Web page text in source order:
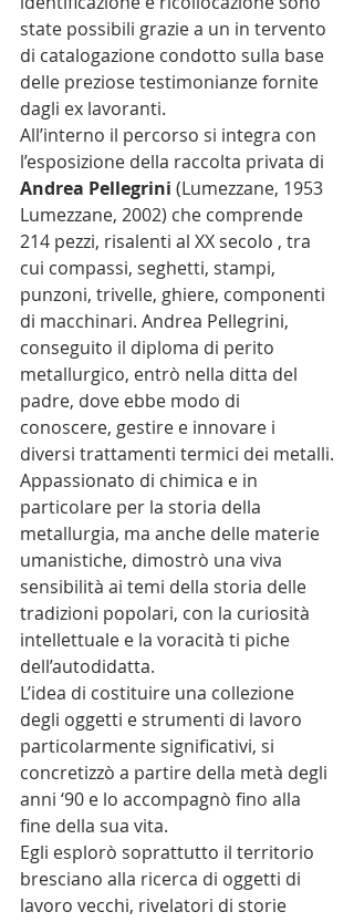
state possibili grazie a un in tervento
di catalogazione condotto sulla base
delle preziose testimonianze fornite
dagli ex lavoranti.
All’interno il percorso si integra con
l’esposizione della raccolta privata di
Andrea Pellegrini (Lumezzane, 1953
Lumezzane, 2002) che comprende
214 pezzi, risalenti al XX secolo , tra
cui compassi, seghetti, stampi,
punzoni, trivelle, ghiere, componenti
di macchinari. Andrea Pellegrini,
conseguito il diploma di perito
metallurgico, entrò nella ditta del
padre, dove ebbe modo di
conoscere, gestire e innovare i
diversi trattamenti termici dei metalli.
Appassionato di chimica e in
particolare per la storia della
metallurgia, ma anche delle materie
umanistiche, dimostrò una viva
sensibilità ai temi della storia delle
tradizioni popolari, con la curiosità
intellettuale e la voracità ti piche
dell’autodidatta.
L’idea di costituire una collezione
degli oggetti e strumenti di lavoro
particolarmente significativi, si
concretizzò a partire della metà degli
anni ‘90 e lo accompagnò fino alla
fine della sua vita.
Egli esplorò soprattutto il territorio
bresciano alla ricerca di oggetti di
lavoro vecchi, rivelatori di storie